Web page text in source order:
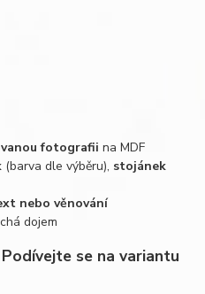
fotografii na MDF
(barva dle výběru), stojánek
nebo věnování
dojem
se na variantu